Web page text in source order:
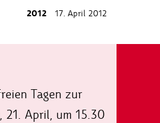
2012 17. April 2012
Tagen zur
21. April, um 15.30